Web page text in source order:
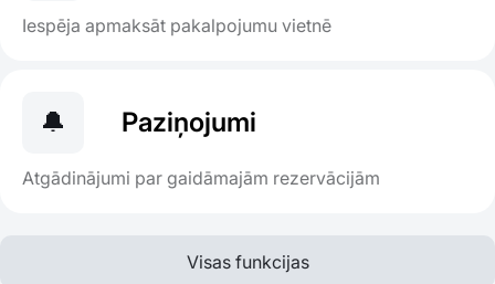
Iespēja apmaksāt pakalpojumu vietnē
🔔 Paziņojumi
Atgādinājumi par gaidāmajām rezervācijām
Visas funkcijas